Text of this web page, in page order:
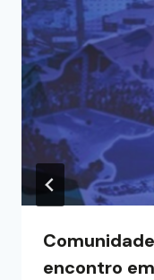
encontro